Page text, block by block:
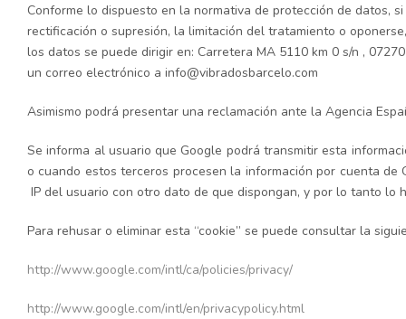
Conforme lo dispuesto en la normativa de protección de datos,
rectificación o supresión, la limitación del tratamiento o
los datos se puede dirigir en: Carretera MA 5110 km 0 s/n ,
un correo electrónico a info@vibradosbarcelo.com
Asimismo podrá presentar una reclamación ante la Agencia
Se informa al usuario que Google podrá transmitir esta
o cuando estos terceros procesen la información por cuenta de
IP del usuario con otro dato de que dispongan, y por lo tanto lo
Para rehusar o eliminar esta “cookie” se puede consultar la
http://www.google.com/intl/ca/policies/privacy/
http://www.google.com/intl/en/privacypolicy.html